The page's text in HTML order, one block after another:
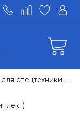
спецтехники —